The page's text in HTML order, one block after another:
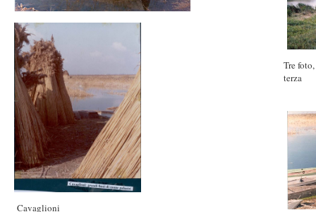
Cavaglioni
Tre
terza